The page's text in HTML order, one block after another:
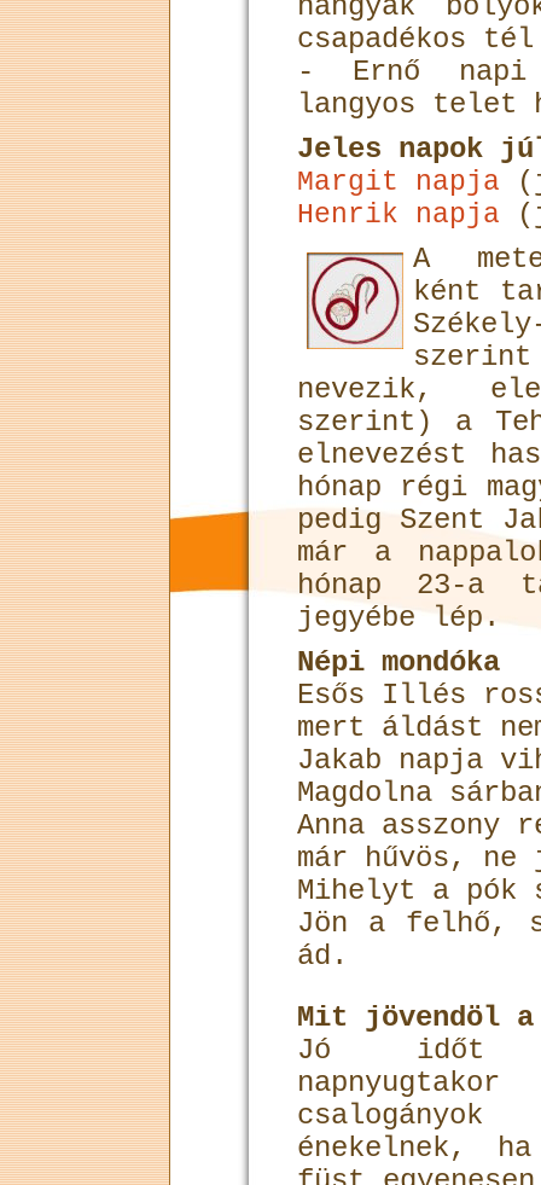
hangyák
csapadékos
- Ernő
langyos telet
Jeles napok
Margit napja
Henrik napja
A
ként
nevezik,
szerint) a
elnevezést
hónap régi
pedig Szent
már a
hónap 23-a
jegyébe lép.
Népi mondóka
Esős Illés
mert áldást
Jakab napja
Magdolna
Anna asszony
már hűvös,
Mihelyt a
Jön a felhő,
ád.
Mit jövendöl a
Jó időt
énekelnek,